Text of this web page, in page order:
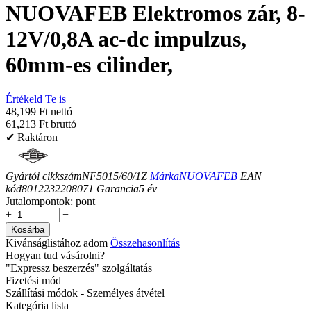
NUOVAFEB Elektromos zár, 8-
12V/0,8A ac-dc impulzus,
60mm-es cilinder,
Értékeld Te is
48,199 Ft nettó
61,213 Ft bruttó
✔ Raktáron
Gyártói cikkszámNF5015/60/1Z MárkaNUOVAFEB EAN
kód8012232208071 Garancia5 év
Jutalompontok: pont
+
−
Kosárba
Kivánságlistához adom Összehasonlítás
Hogyan tud vásárolni?
"Expressz beszerzés" szolgáltatás
Fizetési mód
Szállítási módok - Személyes átvétel
Kategória lista